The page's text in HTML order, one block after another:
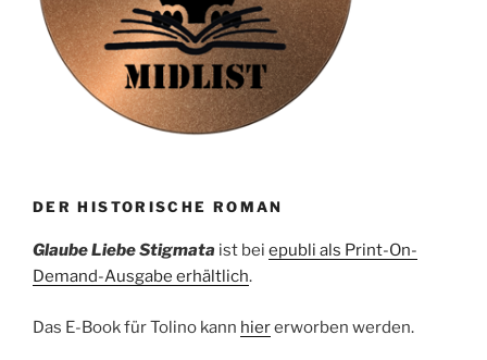
DER HISTORISCHE ROMAN
Glaube Liebe Stigmata ist bei epubli als Print-On-
Demand-Ausgabe erhältlich.
Das E-Book für Tolino kann hiererworben werden.